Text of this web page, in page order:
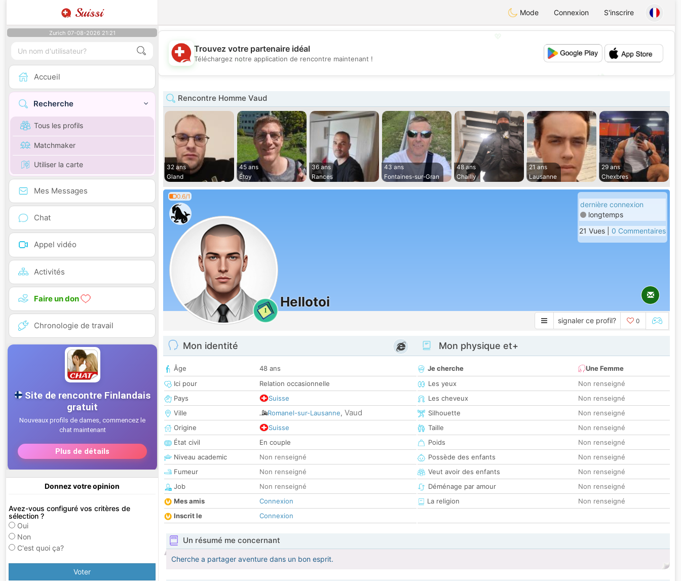
Suissi Mode Connexion S'inscrire
Zurich 07-08-2026 21:21
Accueil
Recherche
Tous les profils
Matchmaker
Utiliser la carte
Mes Messages
Chat
Appel vidéo
Activités
Faire un don
Chronologie de travail
Donnez votre opinion
Avez-vous configuré vos critères de
sélection ?
Oui
Non
C'est quoi ça?
Voter
💖
💕
Trouvez votre partenaire idéal
Téléchargez notre application de rencontre maintenant !
Rencontre Homme Vaud
32 ans
Gland
45 ans
Étoy
36 ans
Rances
43 ans
Fontaines-sur-Gran
48 ans
Chailly
21 ans
Lausanne
29 ans
Chexbres
0.6/1
1
Hellotoi
dernière connexion
longtemps
21 Vues | 0 Commentaires
signaler ce profil? 0
Mon identité
Âge
48 ans
Ici pour
Relation occasionnelle
Pays
Suisse
Ville
Romanel-sur-Lausanne, Vaud
Origine
Suisse
État civil
En couple
Niveau academic
Non renseigné
Fumeur
Non renseigné
Job
Non renseigné
Mes amis
Connexion
Inscrit le
Connexion
Mon physique et+
Je cherche
Une Femme
Les yeux
Non renseigné
Les cheveux
Non renseigné
Silhouette
Non renseigné
Taille
Non renseigné
Poids
Non renseigné
Possède des enfants
Non renseigné
Veut avoir des enfants
Non renseigné
Déménage par amour
Non renseigné
La religion
Non renseigné
Un résumé me concernant
Cherche a partager aventure dans un bon esprit.